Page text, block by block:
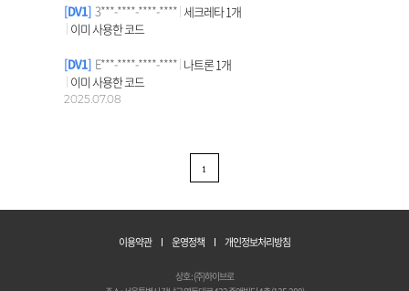
DV1 3***-****-****-**** 세크레타 1개
이미 사용한 코드
DV1 E***-****-****-**** 나트론 1개
이미 사용한 코드
2025.07.08
1
이용약관 운영정책 개인정보처리방침
상호 : (주)하이브로